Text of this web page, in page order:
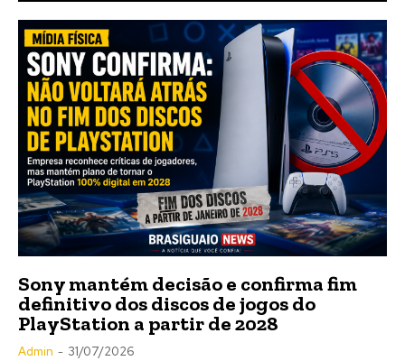
Sony mantém decisão e confirma fim
definitivo dos discos de jogos do
PlayStation a partir de 2028
Admin - 31/07/2026